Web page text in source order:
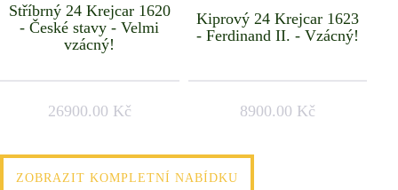
Stříbrný 24 Krejcar 1620
- České stavy - Velmi
vzácný!
26900.00 Kč
Kiprový 24 Krejcar 1623
- Ferdinand II. - Vzácný!
8900.00 Kč
ZOBRAZIT KOMPLETNÍ NABÍDKU